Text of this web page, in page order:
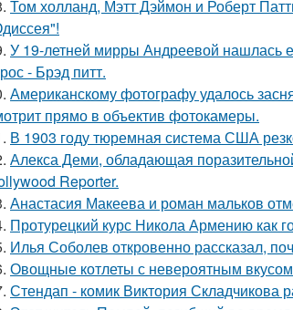
Том холланд, Мэтт Дэймон и Роберт
У 19-летней мирры Андреевой нашлась
- Брэд питт.
Американскому фотографу удалось
прямо в объектив фотокамеры.
В 1903 году тюремная система США
Алекса Деми, обладающая
Reporter.
Анастасия Макеева и роман мальков
Протурецкий курс Никола Армению как
Илья Соболев откровенно рассказал,
Овощные котлеты с невероятным
Стендап - комик Виктория Складчикова